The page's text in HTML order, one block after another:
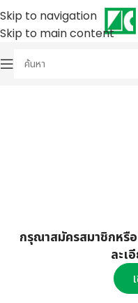
Skip to navigation
Skip to main content
กรุณาสมัครสมาชิกหรือ
ละเ